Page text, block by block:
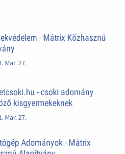
- Mátrix Közhasznú
Mar. 27.
- csoki adomány
kisgyermekeknek
Mar. 27.
Adományok - Mátrix